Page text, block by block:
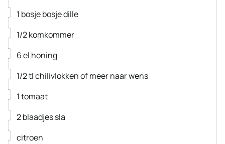
▢
1 bosjebosje dille
▢
1/2komkommer
▢
6el honing
▢
1/2tlchilivlokkenof meer naar wens
▢
1tomaat
▢
2blaadjessla
▢
citroen